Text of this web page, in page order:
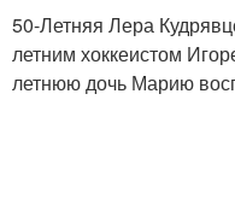
50-Летняя Лера
летним хоккеистом
летнюю дочь Марию